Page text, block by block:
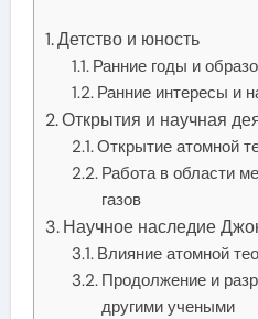
Детство и юность
Ранние годы и
Ранние интересы и
Открытия и научная
Открытие атомной
Работа в области
газов
Научное наследие
Влияние атомной
Продолжение и
другими учеными